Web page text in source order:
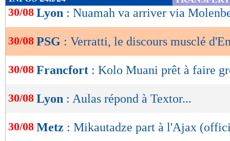
de
lecture
OK
30/08 Lyon : Nuamah va arriver via
30/08 PSG : Verratti, le discours musclé
30/08 Francfort : Kolo Muani prêt à faire
30/08 Lyon : Aulas répond à Textor...
30/08 Metz : Mikautadze part à l'Ajax